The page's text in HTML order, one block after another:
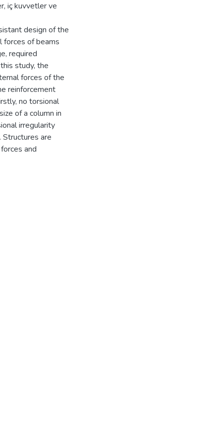
iç kuvvetler ve
design of the
forces of beams
required
study, the
forces of the
reinforcement
no torsional
of a column in
irregularity
are
and